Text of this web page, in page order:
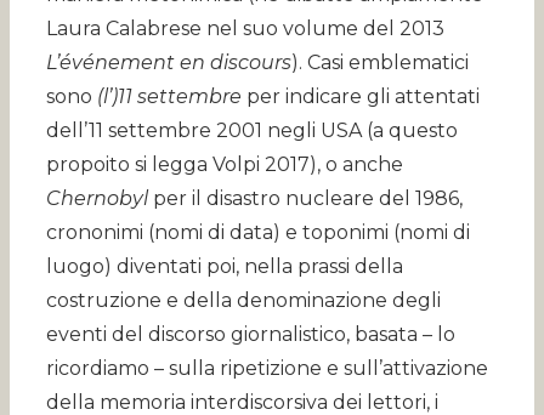
Laura Calabrese nel suo volume del 2013
L’événement en discours). Casi emblematici
sono (l’)11 settembre per indicare gli attentati
dell’11 settembre 2001 negli USA (a questo
propoito si legga Volpi 2017), o anche
Chernobyl per il disastro nucleare del 1986,
crononimi (nomi di data) e toponimi (nomi di
luogo) diventati poi, nella prassi della
costruzione e della denominazione degli
eventi del discorso giornalistico, basata – lo
ricordiamo – sulla ripetizione e sull’attivazione
della memoria interdiscorsiva dei lettori, i